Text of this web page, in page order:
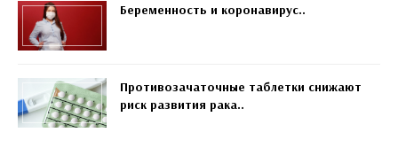
Беременность и коронавирус..
Противозачаточные таблетки снижают
риск развития рака..